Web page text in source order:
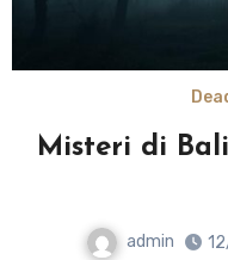
Misteri di
admin